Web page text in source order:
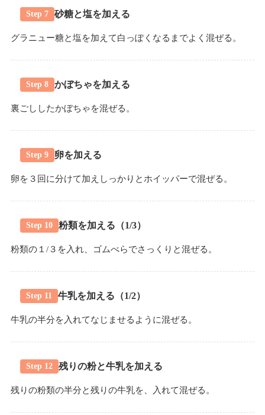
Step 7 砂糖と塩を加える
グラニュー糖と塩を加えて白っぽくなるまでよく混ぜる。
Step 8 かぼちゃを加える
裏ごししたかぼちゃを混ぜる。
Step 9 卵を加える
卵を３回に分けて加えしっかりとホイッパーで混ぜる。
Step 10 粉類を加える（1/3）
粉類の１/３を入れ、ゴムべらでさっくりと混ぜる。
Step 11 牛乳を加える（1/2）
牛乳の半分を入れてなじませるように混ぜる。
Step 12 残りの粉と牛乳を加える
残りの粉類の半分と残りの牛乳を、入れて混ぜる。